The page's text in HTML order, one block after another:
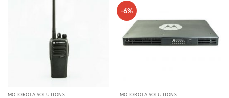
MOTOROLA SOLUTIONS
-6%
MOTOROLA SOLUTIONS